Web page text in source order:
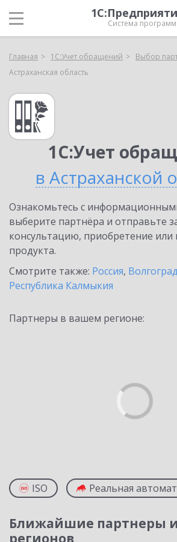
Система программ
Главная 1С:Учет обращений
Выбор
Астраханская область
1С:Учет
в Астраханской
Ознакомьтесь с
выберите партнёра и отправьте
консультацию, приобретение или
продукта.
Смотрите также: Россия,
Республика Калмыкия
Партнеры в вашем регионе:
ISO Реальная
Ближайшие партнеры
регионов